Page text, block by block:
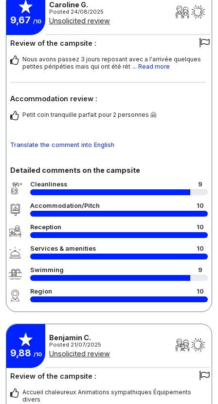
9,67 /10
Caroline G.
Posted 24/08/2025
Unsolicited review
Review of the campsite :
Nous avons passez 3 jours reposant avec a l'arrivée quelques
petites péripéties mais qui ont été rét ... Read more
Accommodation review :
Petit coin tranquille parfait pour 2 personnes 🤗
Translate the comment into English
Detailed comments on the campsite
Cleanliness 9
Accommodation/Pitch 10
Reception 10
Services & amenities 10
Swimming 9
Region 10
9,88 /10
Benjamin C.
Posted 21/07/2025
Unsolicited review
Review of the campsite :
Accueil chaleureux Animations sympathiques Équipements
divers